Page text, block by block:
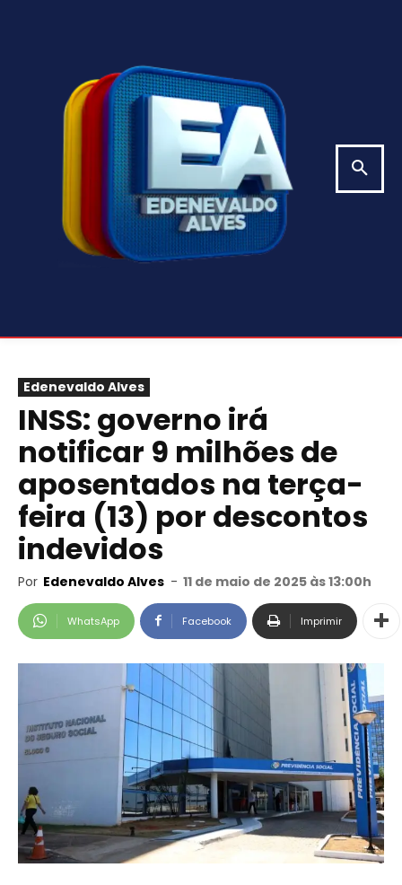
Edenevaldo Alves
INSS: governo irá
notificar 9 milhões de
aposentados na terça-
feira (13) por descontos
indevidos
Por Edenevaldo Alves - 11 de maio de 2025 às 13:00h
WhatsApp Facebook Imprimir